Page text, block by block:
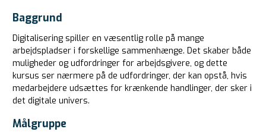
Baggrund
Digitalisering spiller en væsentlig rolle på mange
arbejdspladser i forskellige sammenhænge. Det skaber både
muligheder og udfordringer for arbejdsgivere, og dette
kursus ser nærmere på de udfordringer, der kan opstå, hvis
medarbejdere udsættes for krænkende handlinger, der sker i
det digitale univers.
Målgruppe